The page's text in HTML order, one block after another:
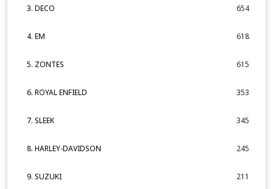
3. DECO 654
4. EM 618
5. ZONTES 615
6. ROYAL ENFIELD 353
7. SLEEK 345
8. HARLEY-DAVIDSON 245
9. SUZUKI 211